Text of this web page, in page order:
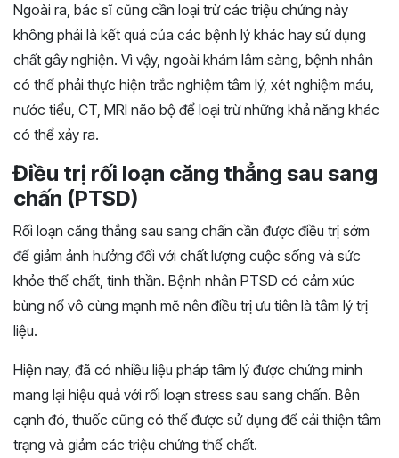
Ngoài ra, bác sĩ cũng cần loại trừ các triệu chứng này
không phải là kết quả của các bệnh lý khác hay sử dụng
chất gây nghiện. Vì vậy, ngoài khám lâm sàng, bệnh nhân
có thể phải thực hiện trắc nghiệm tâm lý, xét nghiệm máu,
nước tiểu, CT, MRI não bộ để loại trừ những khả năng khác
có thể xảy ra.
Điều trị rối loạn căng thẳng sau sang
chấn (PTSD)
Rối loạn căng thẳng sau sang chấn cần được điều trị sớm
để giảm ảnh hưởng đối với chất lượng cuộc sống và sức
khỏe thể chất, tinh thần. Bệnh nhân PTSD có cảm xúc
bùng nổ vô cùng mạnh mẽ nên điều trị ưu tiên là tâm lý trị
liệu.
Hiện nay, đã có nhiều liệu pháp tâm lý được chứng minh
mang lại hiệu quả với rối loạn stress sau sang chấn. Bên
cạnh đó, thuốc cũng có thể được sử dụng để cải thiện tâm
trạng và giảm các triệu chứng thể chất.